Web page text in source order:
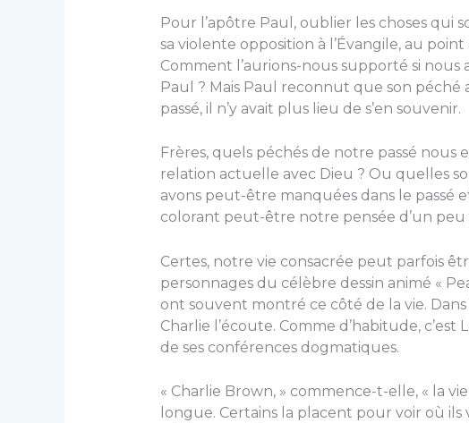
Pour l’apôtre Paul, oublier les choses qui
sa violente opposition à l’Évangile, au
Comment l’aurions-nous supporté si nous
Paul ? Mais Paul reconnut que son péché
passé, il n’y avait plus lieu de s’en souvenir.
Frères, quels péchés de notre passé
relation actuelle avec Dieu ? Ou quelles
avons peut-être manquées dans le passé
colorant peut-être notre pensée d’un
Certes, notre vie consacrée peut parfois
personnages du célèbre dessin animé «
ont souvent montré ce côté de la vie. Dans
Charlie l’écoute. Comme d’habitude,
de ses conférences dogmatiques.
« Charlie Brown, » commence-t-elle, « la
longue. Certains la placent pour voir où